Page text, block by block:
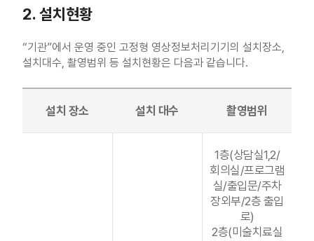
2. 설치현황
“기관”에서 운영 중인 고정형 영상정보처리기기의 설치장소,
설치대수, 촬영범위 등 설치현황은 다음과 같습니다.
설치 장소 설치 대수 촬영범위
1층(상담실1,2/
회의실/프로그램
실/출입문/주차
장외부/2층 출입
로)
2층(미술치료실